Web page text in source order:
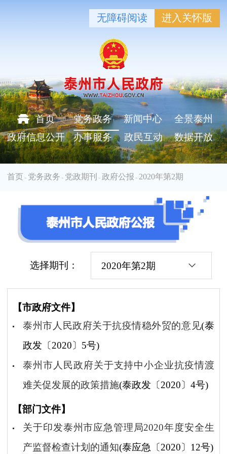
无障碍阅读 进入关怀版
首页 党务政务 新闻中心
全景泰州
政府信息公开
办事服务 政民互动 数据开放
首页 > 党务政务 > 党政期刊 > 政府公报 > 2020年第2期
选择期刊： 2020年第2期
【市政府文件】
泰州市人民政府关于抗疫情稳外贸的意见(泰
政发〔2020〕5号)
泰州市人民政府关于支持中小企业抗疫情渡
难关促发展的政策措施(泰政发〔2020〕4号)
【部门文件】
关于印发泰州市应急管理局2020年度安全生
产监督检查计划的通知(泰应急〔2020〕12号)